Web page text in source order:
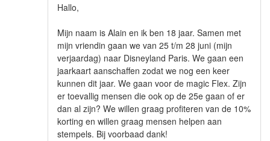
Hallo,
Mijn naam is Alain en ik ben 18 jaar. Samen met
mijn vriendin gaan we van 25 t/m 28 juni (mijn
verjaardag) naar Disneyland Paris. We gaan een
jaarkaart aanschaffen zodat we nog een keer
kunnen dit jaar. We gaan voor de magic Flex. Zijn
er toevallig mensen die ook op de 25e gaan of er
dan al zijn? We willen graag profiteren van de 10%
korting en willen graag mensen helpen aan
stempels. Bij voorbaad dank!